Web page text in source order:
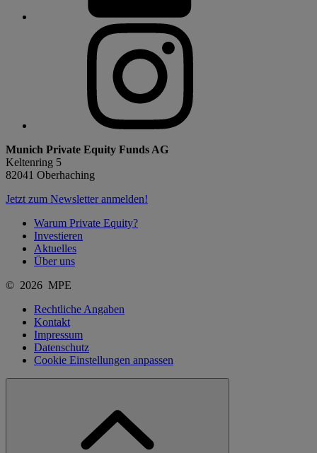
Munich Private Equity Funds AG
Keltenring 5
82041 Oberhaching
Jetzt zum Newsletter anmelden!
Warum Private Equity?
Investieren
Aktuelles
Über uns
© 2026 MPE
Rechtliche Angaben
Kontakt
Impressum
Datenschutz
Cookie Einstellungen anpassen